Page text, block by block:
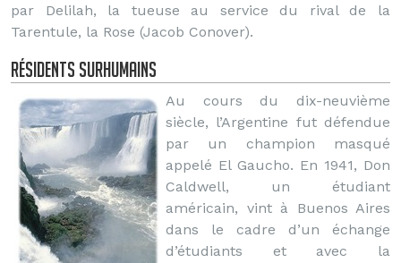
par Delilah, la tueuse au service du rival de la
Tarentule, la Rose (Jacob Conover).
Résidents surhumains
Au cours du dix-neuvième
siècle, l’Argentine fut défendue
par un champion masqué
appelé El Gaucho. En 1941, Don
Caldwell, un étudiant
américain, vint à Buenos Aires
dans le cadre d’un échange
d’étudiants et avec la